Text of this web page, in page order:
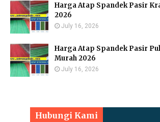
Harga Atap Spandek Pasir
2026
July 16, 2026
Harga Atap Spandek Pasir
Murah 2026
July 16, 2026
Hubungi Kami